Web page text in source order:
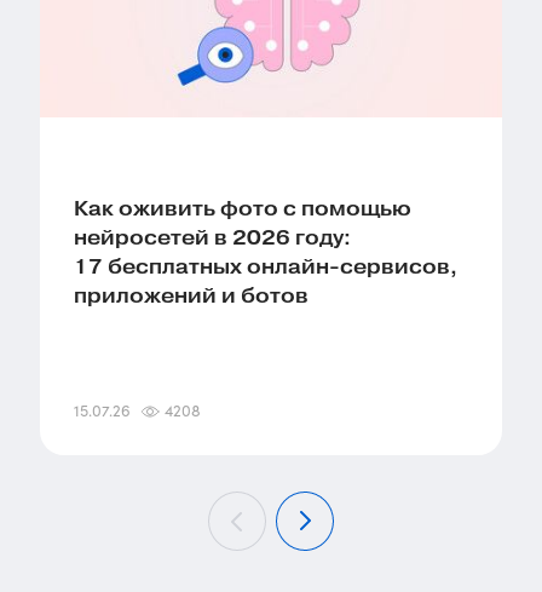
Как оживить фото с помощью
нейросетей в 2026 году:
17 бесплатных онлайн-сервисов,
приложений и ботов
15.07.26 4208